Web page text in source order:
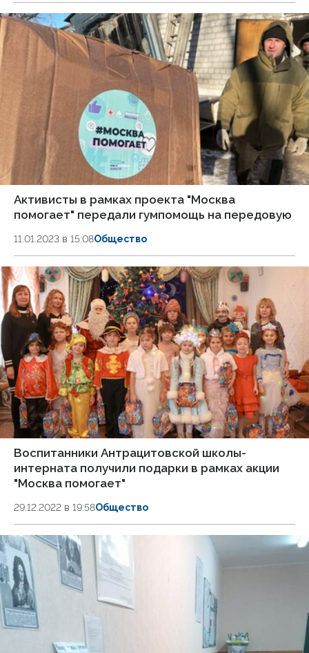
Активисты в рамках проекта "Москва
помогает" передали гумпомощь на передовую
11.01.2023 в 15:08Общество
Воспитанники Антрацитовской школы-
интерната получили подарки в рамках акции
"Москва помогает"
29.12.2022 в 19:58Общество